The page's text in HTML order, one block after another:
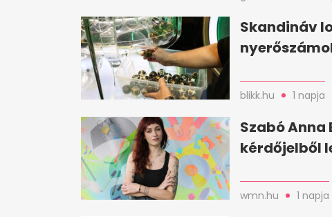
Skandináv
blikk.hu 1 napja
Szabó Anna
kérdőjelből
wmn.hu 1 napja